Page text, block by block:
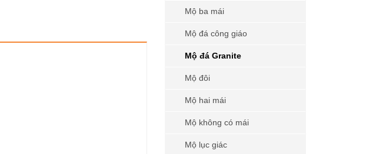
Mộ ba mái
Mộ đá công giáo
Mộ đá Granite
Mộ đôi
Mộ hai mái
Mộ không có mái
Mộ lục giác